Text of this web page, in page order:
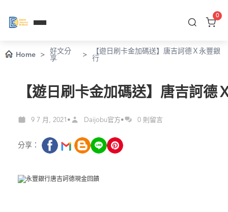
0
Home >
好文分
享
>
【遊日刷卡金加碼送】唐吉訶德Ｘ永豐銀
行
【遊日刷卡金加碼送】唐吉訶德
9 7 月, 2021 • Daijobu官方• 0 則留言
分享：